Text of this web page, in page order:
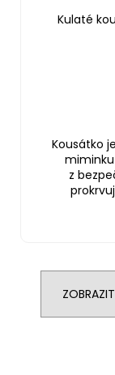
Kulaté
Kousátko
z